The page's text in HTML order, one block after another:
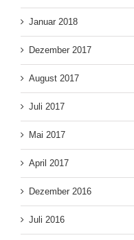
Januar 2018
Dezember 2017
August 2017
Juli 2017
Mai 2017
April 2017
Dezember 2016
Juli 2016